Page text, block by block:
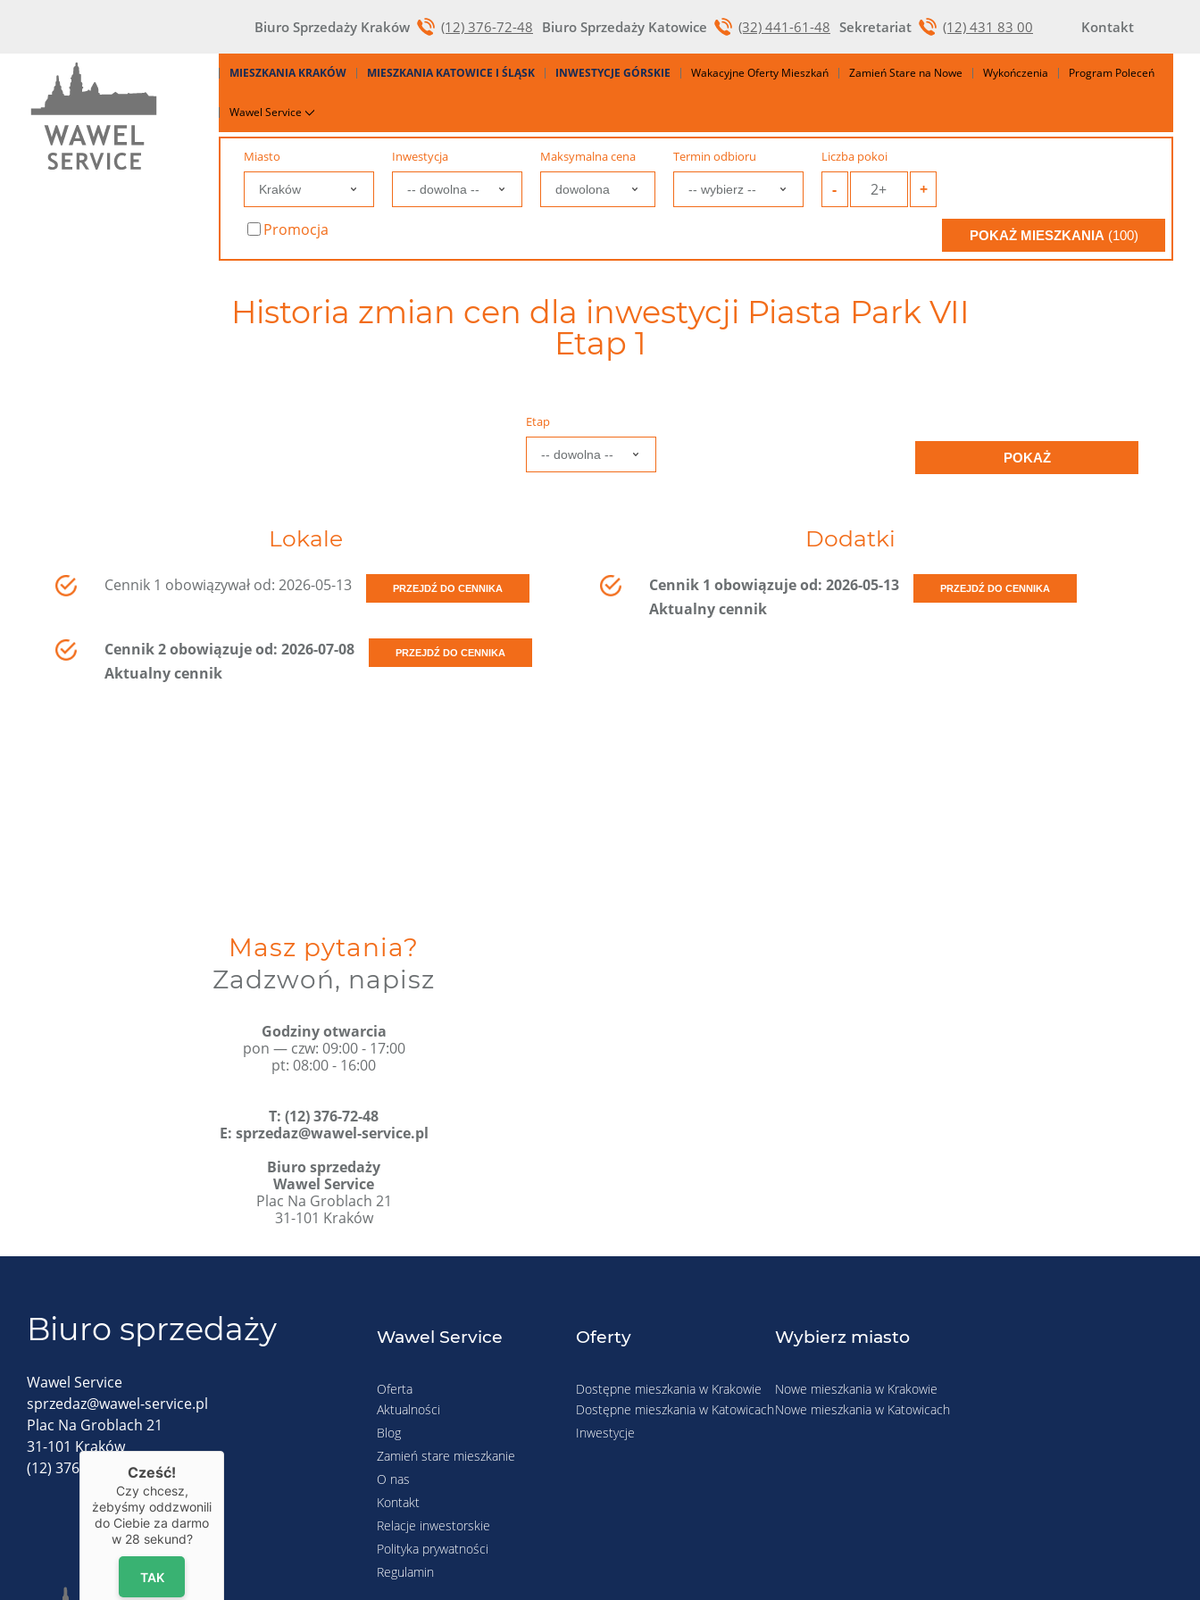
Kontakt
Biuro Sprzedaży Kraków (12) 376-72-48 Biuro Sprzedaży Katowice (32) 441-61-48 Sekretariat (12) 431 83 00
MIESZKANIA KRAKÓW MIESZKANIA KATOWICE I ŚLĄSK INWESTYCJE GÓRSKIE Wakacyjne Oferty Mieszkań Zamień Stare na Nowe Wykończenia Program Poleceń
Wawel Service
Miasto Inwestycja Maksymalna cena Termin odbioru Liczba pokoi
- 2+ +
Promocja POKAŻ MIESZKANIA (100)
Historia zmian cen dla inwestycji Piasta Park VII
Etap 1
Etap
POKAŻ
Lokale
Cennik 1 obowiązywał od: 2026-05-13 PRZEJDŹ DO CENNIKA
Cennik 2 obowiązuje od: 2026-07-08 PRZEJDŹ DO CENNIKA
Aktualny cennik
Dodatki
Cennik 1 obowiązuje od: 2026-05-13 PRZEJDŹ DO CENNIKA
Aktualny cennik
Masz pytania?
Zadzwoń, napisz
Godziny otwarcia
pon — czw: 09:00 - 17:00
pt: 08:00 - 16:00
T:(12) 376-72-48
E: sprzedaz@wawel-service.pl
Biuro sprzedaży
Wawel Service
Plac Na Groblach 21
31-101 Kraków
Biuro sprzedaży
Wawel Service
sprzedaz@wawel-service.pl
Plac Na Groblach 21
31-101 Kraków
(12) 376-72-48
Wawel Service
Oferta
Aktualności
Blog
Zamień stare mieszkanie
O nas
Kontakt
Relacje inwestorskie
Polityka prywatności
Regulamin
Oferty
Dostępne mieszkania w Krakowie
Dostępne mieszkania w Katowicach
Inwestycje
Wybierz miasto
Nowe mieszkania w Krakowie
Nowe mieszkania w Katowicach
Cześć!
Czy chcesz,
żebyśmy oddzwonili
do Ciebie za darmo
w 28 sekund?
TAK